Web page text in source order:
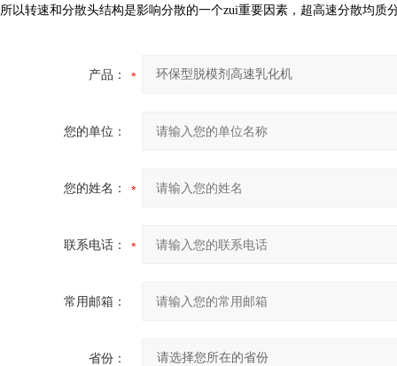
所以转速和分散头结构是影响分散的一个zui重要因素，超高速分散均
产品：
您的单位：
您的姓名：
联系电话：
常用邮箱：
省份：